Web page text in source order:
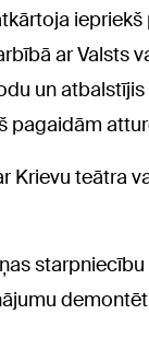
ar Valsts
un
pagaidām
Krievu teātra